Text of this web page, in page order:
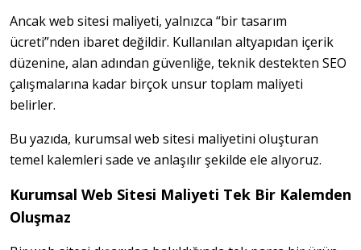
Ancak web sitesi maliyeti, yalnızca “bir tasarım
ücreti”nden ibaret değildir. Kullanılan altyapıdan içerik
düzenine, alan adından güvenliğe, teknik destekten SEO
çalışmalarına kadar birçok unsur toplam maliyeti
belirler.
Bu yazıda, kurumsal web sitesi maliyetini oluşturan
temel kalemleri sade ve anlaşılır şekilde ele alıyoruz.
Kurumsal Web Sitesi Maliyeti Tek Bir Kalemden
Oluşmaz